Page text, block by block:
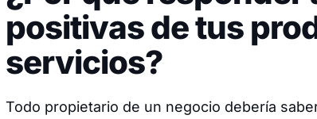
positivas de tus
servicios?
Todo propietario de un negocio debería